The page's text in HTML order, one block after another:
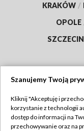
KRAKÓW /
OPOLE
SZCZECIN
Abonament TVP
Szanujemy Twoją
Kliknij "Akceptuję i
korzystanie z technologii
dostęp do informacji na
przechowywanie oraz na